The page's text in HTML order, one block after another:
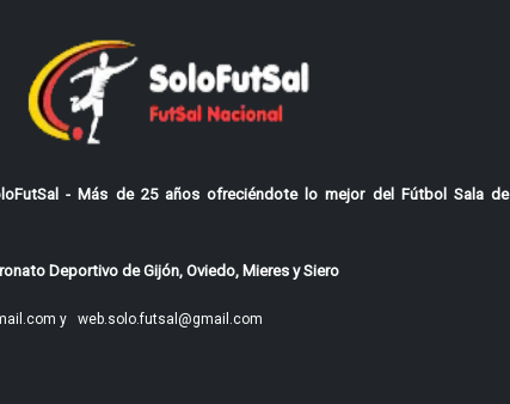
- Más de 25 años ofreciéndote lo mejor del Fútbol Sala de
Deportivo de Gijón, Oviedo, Mieres y Siero
y web.solo.futsal@gmail.com